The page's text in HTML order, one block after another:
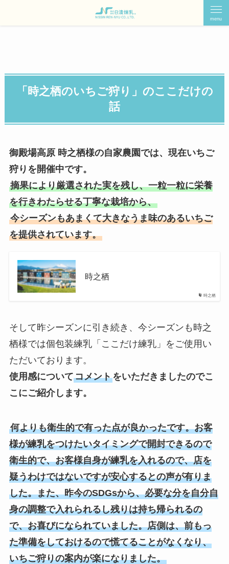
menu
「時之栖のいちご狩り」のここだけの
話
御殿場高原 時之栖様の自家農園では、現在いちご
狩りを開催中です。
摘果により厳選された実を残し、一粒一粒に栄養
を行きわたらせる丁寧な栽培から、
今シーズンもあまくて大きなうま味のあるいちご
を提供されています。
時之栖
時之栖
そして昨シーズンに引き続き、今シーズンも時之
栖様では個包装練乳「ここだけ練乳」をご使用い
ただいております。
使用感についてコメントをいただきましたのでこ
こにご紹介します。
何よりも衛生的で有った点が良かったです。お客
様が練乳をつけたいタイミングで開封できるので
衛生的で、お客様自身が練乳を入れるので、店を
疑うわけではないですが安心するとの声が有りま
した。また、昨今のSDGsから、必要な分を自分自
身の調整で入れられるし残りは持ち帰られるの
で、お喜びになられていました。店側は、前もっ
た準備をしておけるので慌てることがなくなり、
いちご狩りの案内が楽になりました。